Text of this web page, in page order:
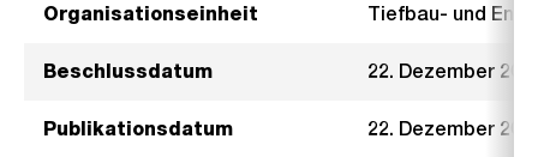
Organisationseinheit Tiefbau- und
Beschlussdatum 22. Dezember
Publikationsdatum 22. Dezember